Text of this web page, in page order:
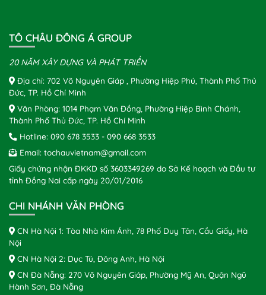
TÔ CHÂU ĐÔNG Á GROUP
20 NĂM XÂY DỰNG VÀ PHÁT TRIỂN
Địa chỉ: 702 Võ Nguyên Giáp , Phường Hiệp Phú, Thành Phố Thủ
Đức, TP. Hồ Chí Minh
Văn Phòng: 1014 Phạm Văn Đồng, Phường Hiệp Bình Chánh,
Thành Phố Thủ Đức, TP. Hồ Chí Minh
Hotline: 090 678 3533 - 090 668 3533
Email: tochauvietnam@gmail.com
Giấy chứng nhận ĐKKD số 3603349269 do Sở Kế hoạch và Đầu tư
tỉnh Đồng Nai cấp ngày 20/01/2016
CHI NHÁNH VĂN PHÒNG
CN Hà Nội 1: Tòa Nhà Kim Ánh, 78 Phố Duy Tân, Cầu Giấy, Hà
Nội
CN Hà Nội 2: Dục Tú, Đông Anh, Hà Nội
CN Đà Nẵng: 270 Võ Nguyên Giáp, Phường Mỹ An, Quận Ngũ
Hành Sơn, Đà Nẵng